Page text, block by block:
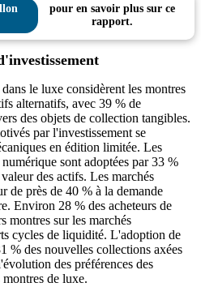
pour en savoir plus sur ce
rapport.
le luxe considèrent les montres
alternatifs, avec 39 % de
des objets de collection tangibles.
par l'investissement se
en édition limitée. Les
sont adoptées par 33 %
des actifs. Les marchés
de près de 40 % à la demande
Environ 28 % des acheteurs de
montres sur les marchés
cycles de liquidité. L'adoption de
% des nouvelles collections axées
des préférences des
montres de luxe.